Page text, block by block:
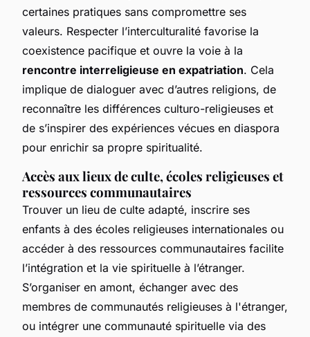
certaines pratiques sans compromettre ses
valeurs. Respecter l’interculturalité favorise la
coexistence pacifique et ouvre la voie à la
rencontre interreligieuse en expatriation. Cela
implique de dialoguer avec d’autres religions, de
reconnaître les différences culturo-religieuses et
de s’inspirer des expériences vécues en diaspora
pour enrichir sa propre spiritualité.
Accès aux lieux de culte, écoles religieuses et
ressources communautaires
Trouver un lieu de culte adapté, inscrire ses
enfants à des écoles religieuses internationales ou
accéder à des ressources communautaires facilite
l’intégration et la vie spirituelle à l’étranger.
S’organiser en amont, échanger avec des
membres de communautés religieuses à l'étranger,
ou intégrer une communauté spirituelle via des